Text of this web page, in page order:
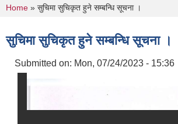
You are here
Home » सुचिमा सुचिकृत हुने सम्बन्धि सूचना ।
सुचिमा सुचिकृत हुने सम्बन्धि सूचना ।
Submitted on: Mon, 07/24/2023 - 15:36